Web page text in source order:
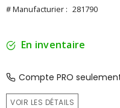
# Manufacturier : 281790
En inventaire
Compte PRO
VOIR LES DÉTAILS